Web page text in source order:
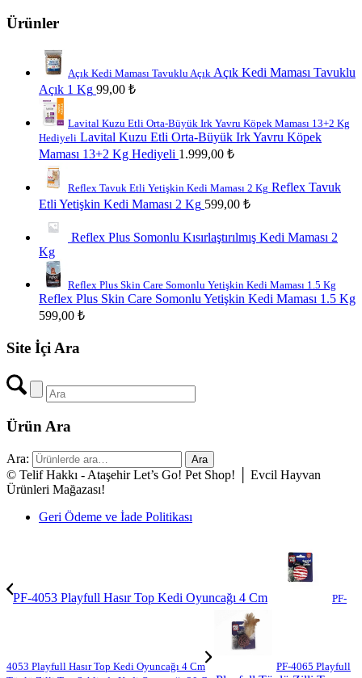
Ürünler
Açık Kedi Maması Tavuklu Açık Açık Kedi Maması Tavuklu
Açık 1 Kg 99,00 ₺
Lavital Kuzu Etli Orta-Büyük Irk Yavru Köpek Maması 13+2 Kg
Hediyeli Lavital Kuzu Etli Orta-Büyük Irk Yavru Köpek
Maması 13+2 Kg Hediyeli 1.999,00 ₺
Reflex Tavuk Etli Yetişkin Kedi Maması 2 Kg Reflex Tavuk
Etli Yetişkin Kedi Maması 2 Kg 599,00 ₺
Reflex Plus Somonlu Kısırlaştırılmış Kedi Maması 2
Kg
Reflex Plus Skin Care Somonlu Yetişkin Kedi Maması 1.5 Kg
Reflex Plus Skin Care Somonlu Yetişkin Kedi Maması 1.5 Kg
599,00 ₺
Site İçi Ara
Ürün Ara
Ara: Ara
© Telif Hakkı - Ataşehir Let’s Go! Pet Shop! │ Evcil Hayvan
Ürünleri Mağazası!
Geri Ödeme ve İade Politikası
PF-4053 Playfull Hasır Top Kedi Oyuncağı 4 Cm PF-
4053 Playfull Hasır Top Kedi Oyuncağı 4 Cm
PF-4065 Playfull